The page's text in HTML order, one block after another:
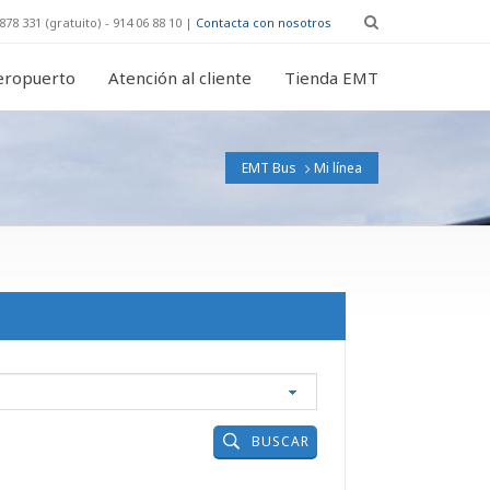
331 (gratuito) - 914 06 88 10 | Contacta con nosotros
Atención al cliente Tienda EMT
EMT Bus Mi línea
BUSCAR